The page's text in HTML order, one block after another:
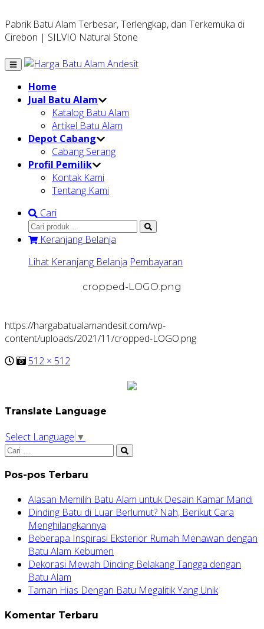
Pabrik Batu Alam Terbesar, Terlengkap, dan Terkemuka di
Cirebon | SILVIO Natural Stone
Home
Jual Batu Alam
Katalog Batu Alam
Artikel Batu Alam
Depot Cabang
Cabang Serang
Profil Pemilik
Kontak Kami
Tentang Kami
Cari
Keranjang Belanja
Lihat Keranjang Belanja Pembayaran
cropped-LOGO.png
https://hargabatualamandesit.com/wp-
content/uploads/2021/11/cropped-LOGO.png
512 × 512
Translate Language
Select Language ▼
Pos-pos Terbaru
Alasan Memilih Batu Alam untuk Desain Kamar Mandi
Dinding Batu di Luar Berlumut? Nah, Berikut Cara
Menghilangkannya
Beberapa Inspirasi Eksterior Rumah Menawan dengan
Batu Alam Kebumen
Dekorasi Mewah Dinding Belakang Tangga dengan
Batu Alam
Taman Hias Dengan Batu Megalitik Yang Unik
Komentar Terbaru